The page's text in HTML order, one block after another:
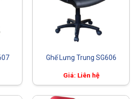
Ghế Lưng Trung SG606
Giá: Liên hệ